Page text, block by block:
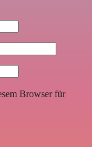
Browser für